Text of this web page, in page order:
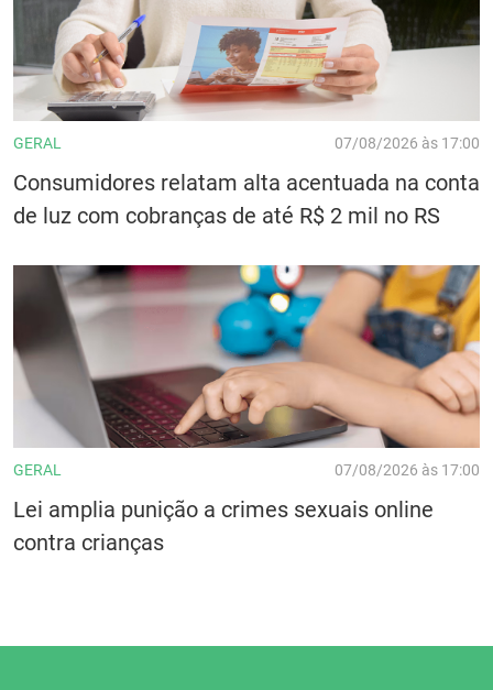
GERAL 07/08/2026 às 17:00
Consumidores relatam alta acentuada na conta
de luz com cobranças de até R$ 2 mil no RS
GERAL 07/08/2026 às 17:00
Lei amplia punição a crimes sexuais online
contra crianças